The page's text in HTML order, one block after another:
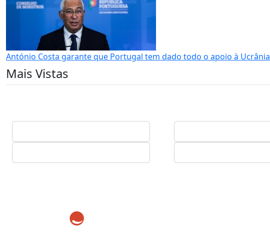
António Costa garante que Portugal tem dado todo o apoio à Ucrânia
Mais Vistas